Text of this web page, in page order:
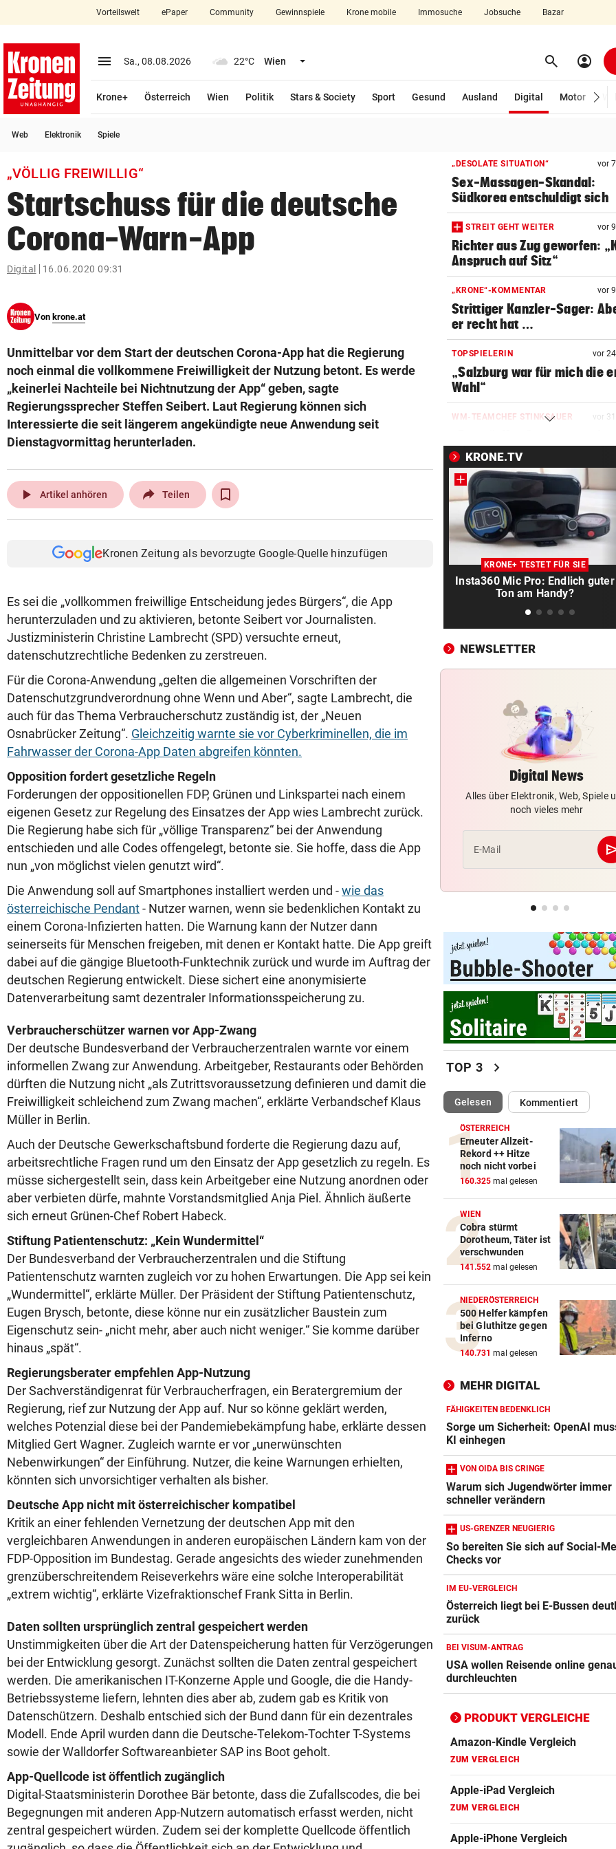
closeSchließen
account_circle Anmelden
arrow_right
search
Suchbegriff
eingeben
© Krone Multimedia GmbH & Co KG 2026
Vorteilswelt ePaper Community Gewinnspiele Krone mobile Immosuche Jobsuche Bazar
menu Menü aufklappen
Sa., 08.08.2026 22°C Wien Menü aufklappen search Suchen
account_circle
Krone+ Österreich Wien Politik Stars & Society Sport Gesund Ausland Digital
Motor
Web Elektronik Spiele
„VÖLLIG FREIWILLIG“
Startschuss für die deutsche
Corona-Warn-App
Digital 16.06.2020 09:31
Von krone.at
Unmittelbar vor dem Start der deutschen Corona-App hat die Regierung
noch einmal die vollkommene Freiwilligkeit der Nutzung betont. Es werde
„keinerlei Nachteile bei Nichtnutzung der App“ geben, sagte
Regierungssprecher Steffen Seibert. Laut Regierung können sich
Interessierte die seit längerem angekündigte neue Anwendung seit
Dienstagvormittag herunterladen.
play_arrow Artikel anhören Teilen
Kronen Zeitung als bevorzugte Google-Quelle hinzufügen
Es sei die „vollkommen freiwillige Entscheidung jedes Bürgers“, die App
herunterzuladen und zu aktivieren, betonte Seibert vor Journalisten.
Justizministerin Christine Lambrecht (SPD) versuchte erneut,
datenschutzrechtliche Bedenken zu zerstreuen.
Für die Corona-Anwendung „gelten die allgemeinen Vorschriften der
Datenschutzgrundverordnung ohne Wenn und Aber“, sagte Lambrecht, die
auch für das Thema Verbraucherschutz zuständig ist, der „Neuen
Osnabrücker Zeitung“. Gleichzeitig warnte sie vor Cyberkriminellen, die im
Fahrwasser der Corona-App Daten abgreifen könnten.
Opposition fordert gesetzliche Regeln
Forderungen der oppositionellen FDP, Grünen und Linkspartei nach einem
eigenen Gesetz zur Regelung des Einsatzes der App wies Lambrecht zurück.
Die Regierung habe sich für „völlige Transparenz“ bei der Anwendung
entschieden und alle Codes offengelegt, betonte sie. Sie hoffe, dass die App
nun „von möglichst vielen genutzt wird“.
Die Anwendung soll auf Smartphones installiert werden und -wie das
österreichische Pendant- Nutzer warnen, wenn sie bedenklichen Kontakt zu
einem Corona-Infizierten hatten. Die Warnung kann der Nutzer dann
seinerseits für Menschen freigeben, mit denen er Kontakt hatte. Die App greift
dabei auf die gängige Bluetooth-Funktechnik zurück und wurde im Auftrag der
deutschen Regierung entwickelt. Diese sichert eine anonymisierte
Datenverarbeitung samt dezentraler Informationsspeicherung zu.
Verbraucherschützer warnen vor App-Zwang
Der deutsche Bundesverband der Verbraucherzentralen warnte vor einem
informellen Zwang zur Anwendung. Arbeitgeber, Restaurants oder Behörden
dürften die Nutzung nicht „als Zutrittsvoraussetzung definieren und damit die
Freiwilligkeit schleichend zum Zwang machen“, erklärte Verbandschef Klaus
Müller in Berlin.
Auch der Deutsche Gewerkschaftsbund forderte die Regierung dazu auf,
arbeitsrechtliche Fragen rund um den Einsatz der App gesetzlich zu regeln. Es
müsse sichergestellt sein, dass kein Arbeitgeber eine Nutzung anordnen oder
aber verbieten dürfe, mahnte Vorstandsmitglied Anja Piel. Ähnlich äußerte
sich erneut Grünen-Chef Robert Habeck.
Stiftung Patientenschutz: „Kein Wundermittel“
Der Bundesverband der Verbraucherzentralen und die Stiftung
Patientenschutz warnten zugleich vor zu hohen Erwartungen. Die App sei kein
„Wundermittel“, erklärte Müller. Der Präsident der Stiftung Patientenschutz,
Eugen Brysch, betonte, diese könne nur ein zusätzlicher Baustein zum
Eigenschutz sein- „nicht mehr, aber auch nicht weniger.“ Sie komme darüber
hinaus „spät“.
Regierungsberater empfehlen App-Nutzung
Der Sachverständigenrat für Verbraucherfragen, ein Beratergremium der
Regierung, rief zur Nutzung der App auf. Nur so könne geklärt werden,
welches Potenzial diese bei der Pandemiebekämpfung habe, erklärte dessen
Mitglied Gert Wagner. Zugleich warnte er vor „unerwünschten
Nebenwirkungen“ der Einführung. Nutzer, die keine Warnungen erhielten,
könnten sich unvorsichtiger verhalten als bisher.
Deutsche App nicht mit österreichischer kompatibel
Kritik an einer fehlenden Vernetzung der deutschen App mit den
vergleichbaren Anwendungen in anderen europäischen Ländern kam von der
FDP-Opposition im Bundestag. Gerade angesichts des wieder zunehmenden
grenzüberschreitendem Reiseverkehrs wäre eine solche Interoperabilität
„extrem wichtig“, erklärte Vizefraktionschef Frank Sitta in Berlin.
Daten sollten ursprünglich zentral gespeichert werden
Unstimmigkeiten über die Art der Datenspeicherung hatten für Verzögerungen
bei der Entwicklung gesorgt. Zunächst sollten die Daten zentral gespeichert
werden. Die amerikanischen IT-Konzerne Apple und Google, die die Handy-
Betriebssysteme liefern, lehnten dies aber ab, zudem gab es Kritik von
Datenschützern. Deshalb entschied sich der Bund dann für ein dezentrales
Modell. Ende April wurden dann die Deutsche-Telekom-Tochter T-Systems
sowie der Walldorfer Softwareanbieter SAP ins Boot geholt.
App-Quellcode ist öffentlich zugänglich
Digital-Staatsministerin Dorothee Bär betonte, dass die Zufallscodes, die bei
Begegnungen mit anderen App-Nutzern automatisch erfasst werden, nicht
zentral gespeichert würden. Zudem sei der komplette Quellcode öffentlich
„DESOLATE SITUATION“ vor
Sex-Massagen-Skandal:
Südkorea entschuldigt sich
STREIT GEHT WEITER vor
Richter aus Zug geworfen:
Anspruch auf Sitz“
„KRONE“-KOMMENTAR vor
Strittiger Kanzler-Sager:
er recht hat …
TOPSPIELERIN vor
„Salzburg war für mich die
Wahl“
WM-TEAMCHEF STINKSAUER vor
Verräter im Team?
ARBEIT UND URLAUB vor
Steirische Ärztin tauschte
gegen „Traumschiff“
PEDALE VERWECHSELT vor
Tiroler Seniorin (76)
Auto in Baugrube
Trotz 3:1 gegen WSG bleibt
Altachern ein Problem
FÄHIGKEITEN BEDENKLICH vor
muss neue KI einhegen
WARTEN AUF DEN SIEG?
GAK-Heimstart: „Qualität ist
ganz andere!“
500 STATT FÜNF EURO vor 2
Falscher Spendensammler
Paar über den Tisch
vor
Morgen aus Schlaf
Im Südburgenland heißt es:
Dusche statt Badewanne!
BEI VUČIĆ IN SERBIEN vor
Selenskyj-Besuch als
Gesicht“ Moskaus
DRAMATISCHE VERLETZUNG vor
Bochum-Profi drohte nach
SKURRILES SPIEL
Zwangspause: „Seltsam! So
etwas kommt nie vor“
FLUCH DER KARIBIK vor
Rückschlag kam für
Colin“ im Zeitfahren
UEFA BESTÄTIGT: vor
Verdächtige Zahlungen an
Infantino-Mitarbeiterin
HANDSCHRIFT VON PIG vor
Tirolerinnen für diverse
im ORF bestellt
Schicken Sie uns Ihr
KRONE.TV
KRONE+ TESTET FÜR SIE
Insta360 Mic Pro: Endlich guter
Ton am Handy?
NEWSLETTER
Digital News
Alles über Elektronik, Web, Spiele
noch vieles mehr
E-Mail
TOP 3 chevron_right
Gelesen(ausgewählt)Kommentiert
ÖSTERREICH
Erneuter Allzeit-
Rekord ++ Hitze
noch nicht vorbei
160.325 mal gelesen
WIEN
Cobra stürmt
Dorotheum, Täter ist
verschwunden
141.552 mal gelesen
NIEDERÖSTERREICH
500 Helfer kämpfen
bei Gluthitze gegen
Inferno
140.731 mal gelesen
MEHR DIGITAL
FÄHIGKEITEN BEDENKLICH
Sorge um Sicherheit: OpenAI
KI einhegen
VON OIDA BIS CRINGE
Warum sich Jugendwörter immer
schneller verändern
US-GRENZER NEUGIERIG
So bereiten Sie sich auf Social-
Checks vor
IM EU-VERGLEICH
Österreich liegt bei E-Bussen
zurück
BEI VISUM-ANTRAG
USA wollen Reisende online
durchleuchten
PRODUKT VERGLEICHE
Amazon-Kindle Vergleich
ZUM VERGLEICH
Apple-iPad Vergleich
ZUM VERGLEICH
Apple-iPhone Vergleich